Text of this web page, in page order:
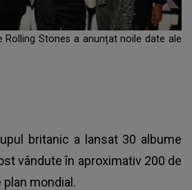
Rolling Stones a anunțat noile date ale
britanic a lansat 30 albume
vândute în aproximativ 200 de
mondial.